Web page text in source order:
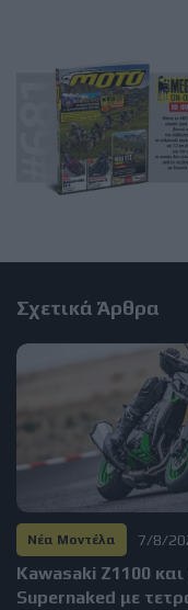
Σχετικά Άρθρα
Νέα Μοντέλα 7/8/
Kawasaki Z1100
Supernaked με